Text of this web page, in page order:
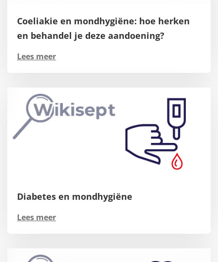
Coeliakie en mondhygiëne: hoe herken
en behandel je deze aandoening?
Lees meer
Diabetes en mondhygiëne
Lees meer